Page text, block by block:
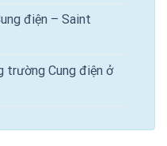
điện – Saint
trường Cung điện ở